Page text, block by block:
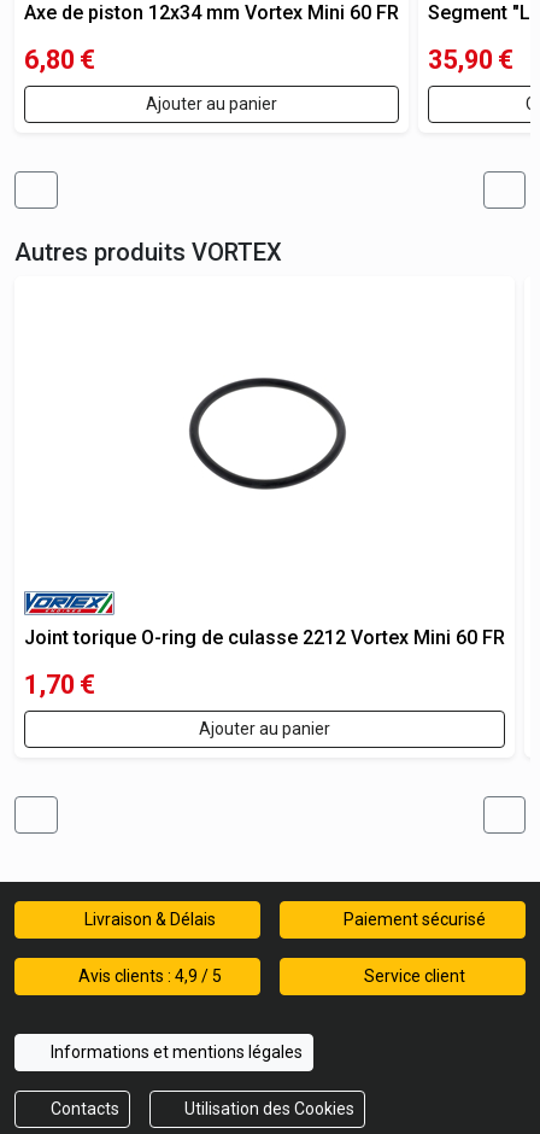
Axe de piston 12x34 mm Vortex Mini 60 FR
6,80 €
Ajouter au panier
Segment
35,90 €
Autres produits VORTEX
Joint torique O-ring de culasse 2212 Vortex Mini 60 FR
1,70 €
Ajouter au panier
Livraison & Délais Paiement sécurisé
Avis clients : 4,9 / 5 Service client
Informations et mentions légales
Contacts Utilisation des Cookies